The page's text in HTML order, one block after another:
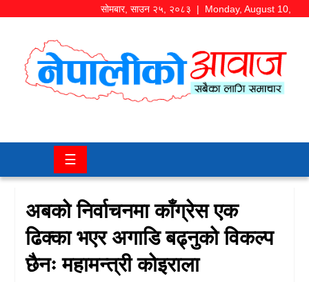
सोमबार,साउन २५, २०८३ | Monday, August 10,
समाज/
चितवन
मनोरञ्जन
अर्थ/
बजार
☰
अबको निर्वाचनमा काँग्रेस एक
ढिक्का भएर अगाडि बढ्नुको विकल्प
छैनः महामन्त्री कोइराला